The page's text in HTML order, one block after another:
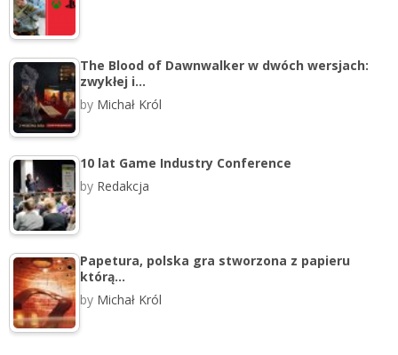
The Blood of Dawnwalker w dwóch wersjach:
zwykłej i…
by Michał Król
10 lat Game Industry Conference
by Redakcja
Papetura, polska gra stworzona z papieru
którą…
by Michał Król